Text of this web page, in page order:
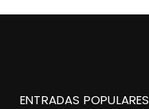
ENTRADAS POPULARES